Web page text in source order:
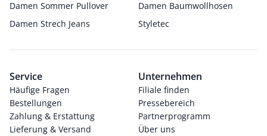
Damen Sommer Pullover
Damen Baumwollhosen
Damen Strech Jeans
Styletec
Service
Häufige Fragen
Bestellungen
Zahlung & Erstattung
Lieferung & Versand
Unternehmen
Filiale finden
Pressebereich
Partnerprogramm
Über uns